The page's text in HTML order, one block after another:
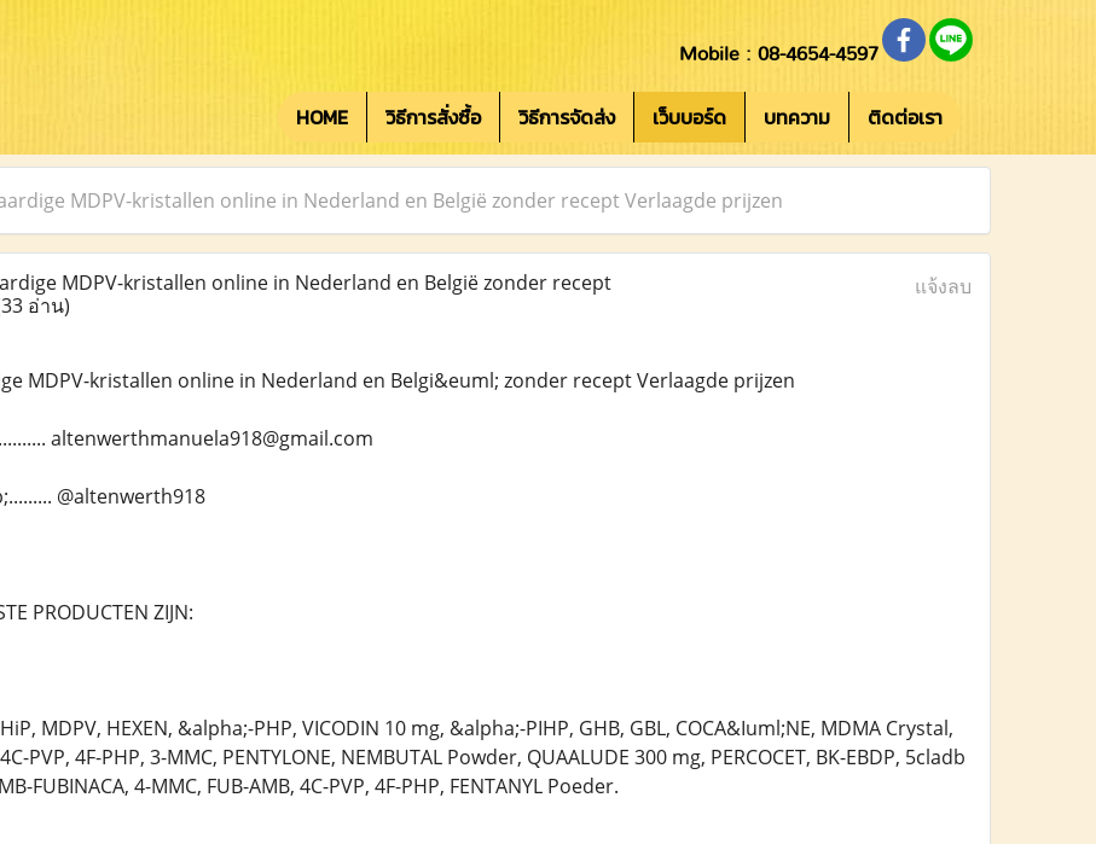
Mobile : 08-4654-4597
HOME วิธีการสั่งซื้อ วิธีการจัดส่ง เว็บบอร์ด บทความ ติดต่อเรา
MDPV-kristallen online in Nederland en België zonder recept Verlaagde prijzen
MDPV-kristallen online in Nederland en België zonder recept
อ่าน)
แจ้งลบ
MDPV-kristallen online in Nederland en Belgi&euml; zonder recept Verlaagde prijzen
altenwerthmanuela918@gmail.com
@altenwerth918
PRODUCTEN ZIJN:
MDPV, HEXEN, &alpha;-PHP, VICODIN 10 mg, &alpha;-PIHP, GHB, GBL, COCA&Iuml;NE, MDMA Crystal,
PVP, 4F-PHP, 3-MMC, PENTYLONE, NEMBUTAL Powder, QUAALUDE 300 mg, PERCOCET, BK-EBDP, 5cladb
FUBINACA, 4-MMC, FUB-AMB, 4C-PVP, 4F-PHP, FENTANYL Poeder.